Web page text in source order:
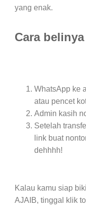
yang enak.
Cara
WhatsApp ke
atau pencet
Admin kasih
Setelah
link buat
dehhhh!
Kalau kamu siap
AJAIB, tinggal klik